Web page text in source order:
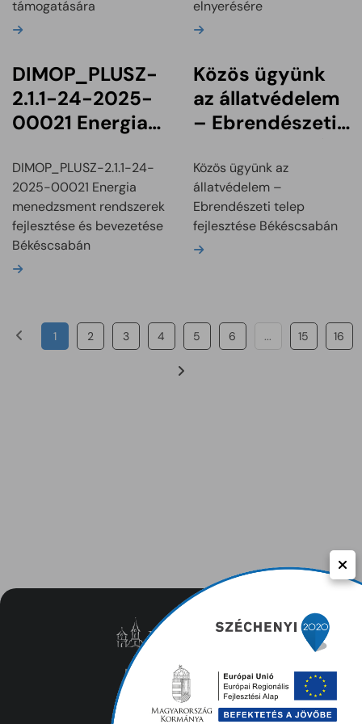
támogatására
Bővebben
elnyerésére
Bővebben
DIMOP_PLUSZ-
2.1.1-24-2025-
00021 Energia
rendszerek
fejlesztése és
bevezetése
Békéscsabán
DIMOP_PLUSZ-2.1.1-24-
2025-00021 Energia
menedzsment rendszerek
fejlesztése és bevezetése
Békéscsabán
Bővebben
Közös ügyünk
az állatvédelem
– Ebrendészeti
Békéscsabán
Közös ügyünk az
állatvédelem –
Ebrendészeti telep
fejlesztése Békéscsabán
Bővebben
1 2 3 4 5 6 ... 15 16
Közérdekű adatok
Adatvédelem